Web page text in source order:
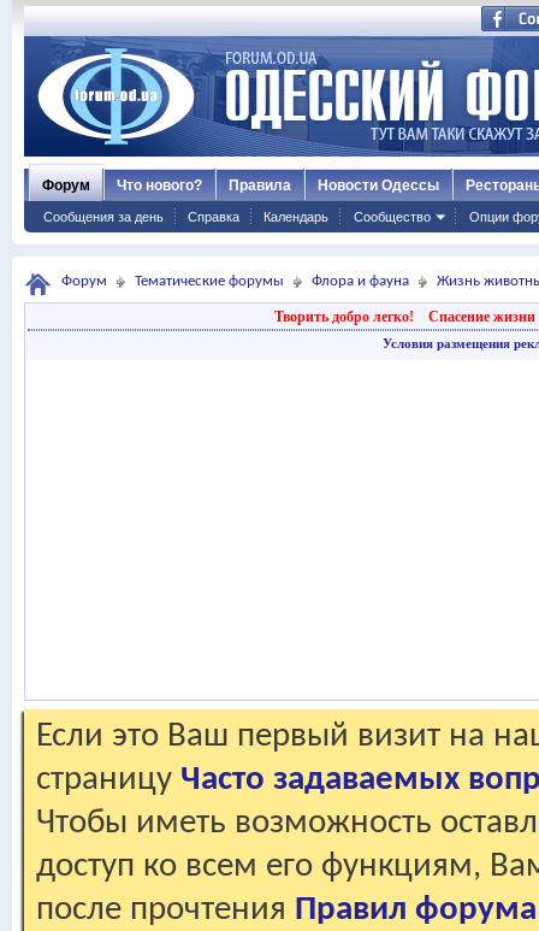
Форум
Сообщения за день Справка Календарь Сообщество Опции
Что нового? Правила Новости Одессы
Форум Тематические форумы Флора и фауна Жизнь
Творить добро легко! Спасение жизни
Условия размещения
Если это Ваш первый визит на
страницу Часто задаваемых
Чтобы иметь возможность
доступ ко всем его функциям,
после прочтения Правил форума